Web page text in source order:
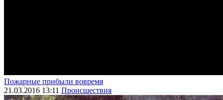
Пожарные прибыли вовремя
21.03.2016 13:11 Происшествия